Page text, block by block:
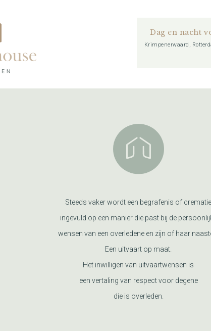
Dag en nacht
Krimpenerwaard,
Steeds vaker wordt een begrafenis of crematie
ingevuld op een manier die past bij de
wensen van een overledene en zijn of haar
Een uitvaart op maat.
Het inwilligen van uitvaartwensen is
een vertaling van respect voor degene
die is overleden.